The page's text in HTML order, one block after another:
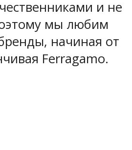
и не
мы любим
начиная от
Ferragamo.